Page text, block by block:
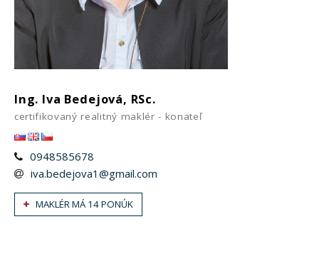
Ing. Iva Bedejová, RSc.
certifikovaný realitný maklér - konateľ
0948585678
iva.bedejova1@gmail.com
MAKLÉR MÁ 14 PONÚK